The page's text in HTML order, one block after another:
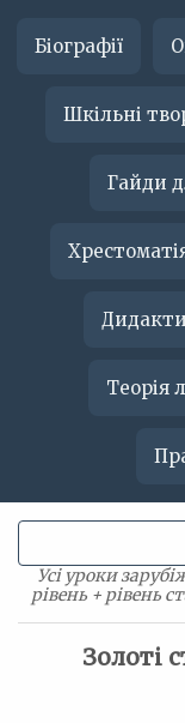
Біографії
Шкільні
Гайди
Теорія
Усі уроки
рівень + рівень
Золоті